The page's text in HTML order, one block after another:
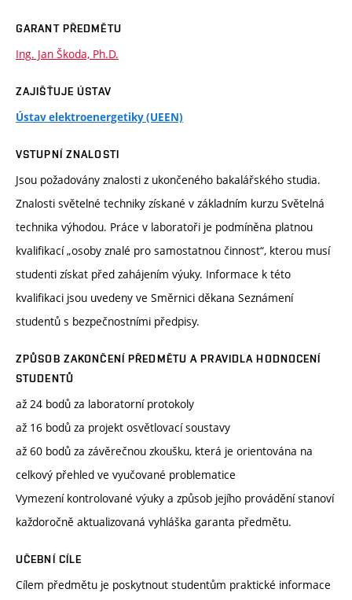
GARANT PŘEDMĚTU
Ing. Jan Škoda, Ph.D.
ZAJIŠŤUJE ÚSTAV
Ústav elektroenergetiky (UEEN)
VSTUPNÍ ZNALOSTI
Jsou požadovány znalosti z ukončeného bakalářského studia.
Znalosti světelné techniky získané v základním kurzu Světelná
technika výhodou. Práce v laboratoři je podmíněna platnou
kvalifikací „osoby znalé pro samostatnou činnost“, kterou musí
studenti získat před zahájením výuky. Informace k této
kvalifikaci jsou uvedeny ve Směrnici děkana Seznámení
studentů s bezpečnostními předpisy.
ZPŮSOB ZAKONČENÍ PŘEDMĚTU A PRAVIDLA HODNOCENÍ
STUDENTŮ
až 24 bodů za laboratorní protokoly
až 16 bodů za projekt osvětlovací soustavy
až 60 bodů za závěrečnou zkoušku, která je orientována na
celkový přehled ve vyučované problematice
Vymezení kontrolované výuky a způsob jejího provádění stanoví
každoročně aktualizovaná vyhláška garanta předmětu.
UČEBNÍ CÍLE
Cílem předmětu je poskytnout studentům praktické informace